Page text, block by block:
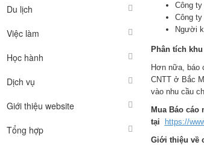
Du lịch
Việc làm
Học hành
Dịch vụ
Giới thiệu website
Tổng hợp
Công
Công
Người
Phân tích
Hơn nữa, báo
CNTT ở Bắc
vào nhu cầu
Mua Báo
tại
https://
Giới thiệu về